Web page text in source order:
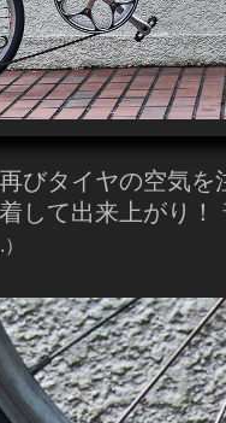
びタイヤの空気
して出来上がり